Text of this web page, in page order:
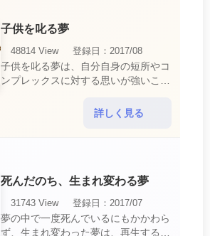
子供を叱る夢
48814 View
登録日：2017/08
子供を叱る夢は、自分自身の短所やコ
ンプレックスに対する思いが強いこと
短所やコンプレックスを的確に認識し
詳しく見る
死んだのち、生まれ変わる夢
31743 View
登録日：2017/07
夢の中で一度死んでいるにもかかわら
ず、生まれ変わった夢は、再生する夢